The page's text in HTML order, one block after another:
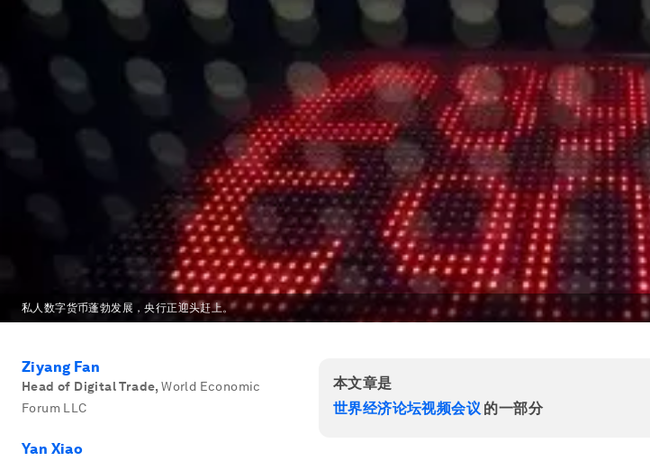
私人数字货币蓬勃发展，央行正迎头赶上。
Ziyang Fan
Head of Digital Trade, World Economic
Forum LLC
Yan Xiao
本文章是
世界经济论坛视频会议 的一部分